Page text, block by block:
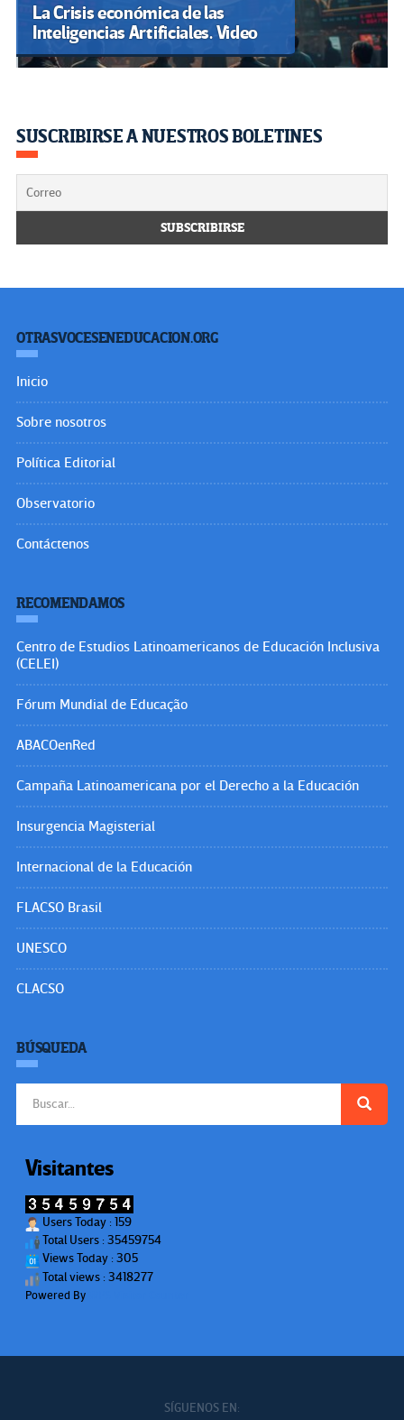
La Crisis económica de las
Inteligencias Artificiales. Video
SUSCRIBIRSE A NUESTROS BOLETINES
OTRASVOCESENEDUCACION.ORG
Inicio
Sobre nosotros
Política Editorial
Observatorio
Contáctenos
RECOMENDAMOS
Centro de Estudios Latinoamericanos de Educación Inclusiva
(CELEI)
Fórum Mundial de Educação
ABACOenRed
Campaña Latinoamericana por el Derecho a la Educación
Insurgencia Magisterial
Internacional de la Educación
FLACSO Brasil
UNESCO
CLACSO
BÚSQUEDA
Visitantes
Users Today : 159
Total Users : 35459754
Views Today : 305
Total views : 3418277
Powered By
SÍGUENOS EN: